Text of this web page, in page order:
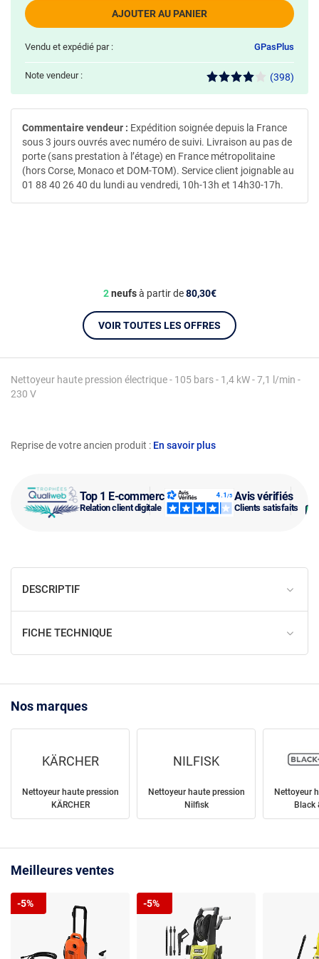
Top 1 E-commerce
Relation client digitale
Avis vérifiés
Clients satisfaits
Reprise de votre ancien produit : En savoir plus
Nettoyeur haute pression électrique - 105 bars - 1,4 kW - 7,1 l/min -
230 V
AJOUTER AU PANIER
Vendu et expédié par : GPasPlus
Note vendeur : (398)
2neufsà partir de80,30€
VOIR TOUTES LES OFFRES
Commentaire vendeur : Expédition soignée depuis la France
sous 3 jours ouvrés avec numéro de suivi. Livraison au pas de
porte (sans prestation à l’étage) en France métropolitaine
(hors Corse, Monaco et DOM-TOM). Service client joignable au
01 88 40 26 40 du lundi au vendredi, 10h-13h et 14h30-17h.
DESCRIPTIF
FICHE TECHNIQUE
Nos marques
KÄRCHER
Nettoyeur haute pression
KÄRCHER
NILFISK
Nettoyeur haute pression
Nilfisk
Nettoyeur
Black
Meilleures ventes
-5% -5%